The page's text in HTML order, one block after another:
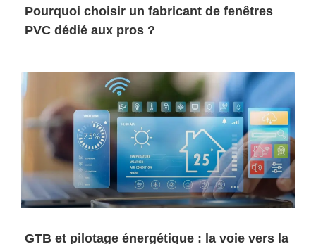
Pourquoi choisir un fabricant de fenêtres
PVC dédié aux pros ?
GTB et pilotage énergétique : la voie vers la